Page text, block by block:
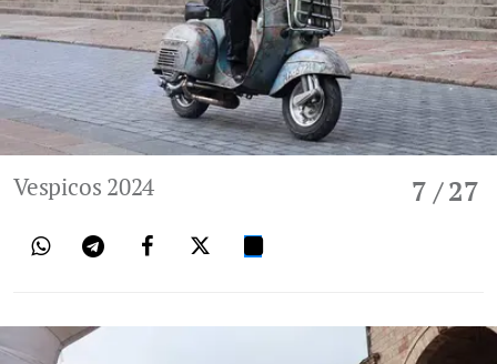
7 / 27
Vespicos 2024